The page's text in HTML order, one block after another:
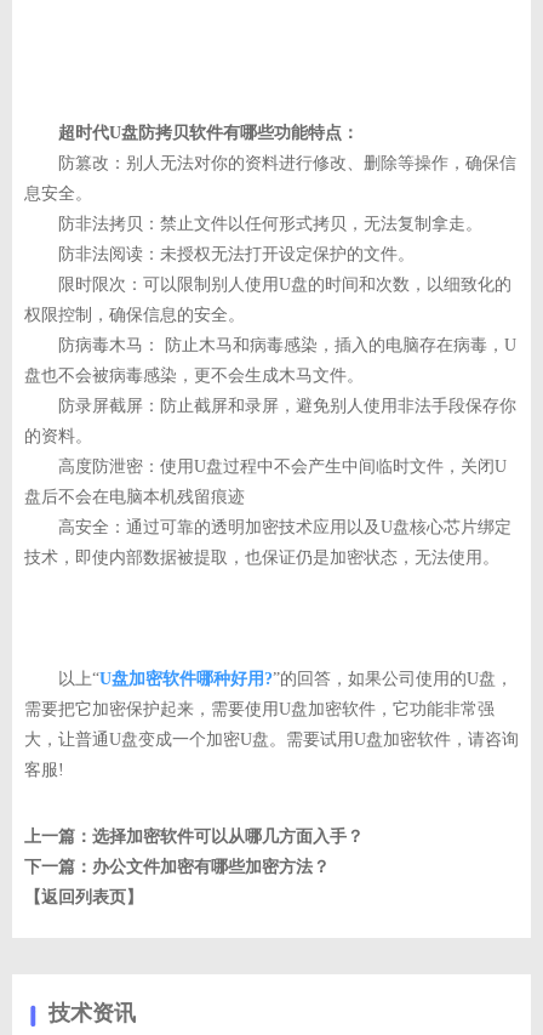
超时代U盘防拷贝软件有哪些功能特点：
防篡改：别人无法对你的资料进行修改、删除等操作，确保信
息安全。
防非法拷贝：禁止文件以任何形式拷贝，无法复制拿走。
防非法阅读：未授权无法打开设定保护的文件。
限时限次：可以限制别人使用U盘的时间和次数，以细致化的
权限控制，确保信息的安全。
防病毒木马： 防止木马和病毒感染，插入的电脑存在病毒，U
盘也不会被病毒感染，更不会生成木马文件。
防录屏截屏：防止截屏和录屏，避免别人使用非法手段保存你
的资料。
高度防泄密：使用U盘过程中不会产生中间临时文件，关闭U
盘后不会在电脑本机残留痕迹
高安全：通过可靠的透明加密技术应用以及U盘核心芯片绑定
技术，即使内部数据被提取，也保证仍是加密状态，无法使用。
以上“U盘加密软件哪种好用?”的回答，如果公司使用的U盘，
需要把它加密保护起来，需要使用U盘加密软件，它功能非常强
大，让普通U盘变成一个加密U盘。需要试用U盘加密软件，请咨询
客服!
上一篇： 选择加密软件可以从哪几方面入手？
下一篇： 办公文件加密有哪些加密方法？
【返回列表页】
技术资讯